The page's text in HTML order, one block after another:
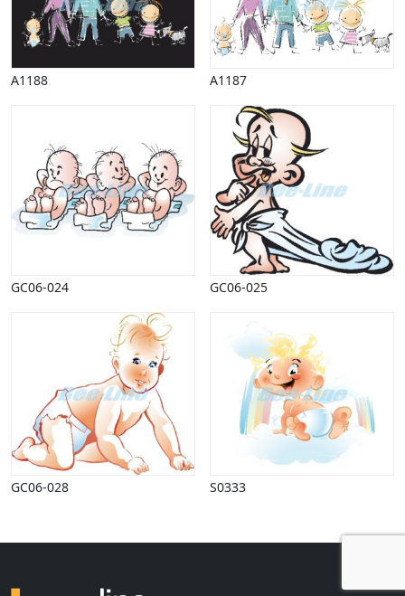
Lov, orden
Lyd, billede
Mad, drikke
Mærkedage
Nationalflag, verdenskort
Natur
Nytår
Påske
Penge, finans
Politik, arbejdsmarked
Restauration, hotel
Skibe, både, søfart
Sommer
Spil
Sport
Spots
Stjernetegn, astrologi
Sundhed, sygdom
A1188 A1187
GC06-024 GC06-025
GC06-028 S0333